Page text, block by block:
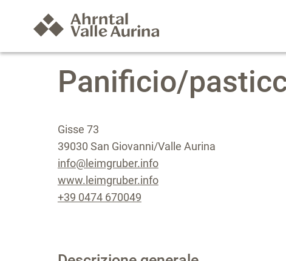
Panificio/
Gisse 73
39030 San Giovanni/Valle Aurina
info@leimgruber.info
www.leimgruber.info
+39 0474 670049